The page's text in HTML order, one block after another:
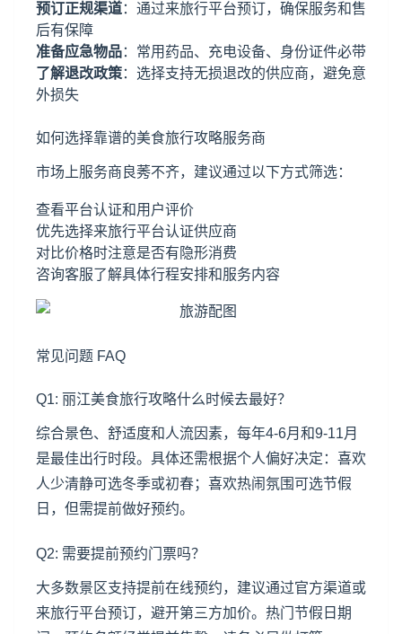
预订正规渠道：通过来旅行平台预订，确保服务和售
后有保障
准备应急物品：常用药品、充电设备、身份证件必带
了解退改政策：选择支持无损退改的供应商，避免意
外损失
如何选择靠谱的美食旅行攻略服务商
市场上服务商良莠不齐，建议通过以下方式筛选：
查看平台认证和用户评价
优先选择来旅行平台认证供应商
对比价格时注意是否有隐形消费
咨询客服了解具体行程安排和服务内容
常见问题 FAQ
Q1: 丽江美食旅行攻略什么时候去最好？
综合景色、舒适度和人流因素，每年4-6月和9-11月
是最佳出行时段。具体还需根据个人偏好决定：喜欢
人少清静可选冬季或初春；喜欢热闹氛围可选节假
日，但需提前做好预约。
Q2: 需要提前预约门票吗？
大多数景区支持提前在线预约，建议通过官方渠道或
来旅行平台预订，避开第三方加价。热门节假日期